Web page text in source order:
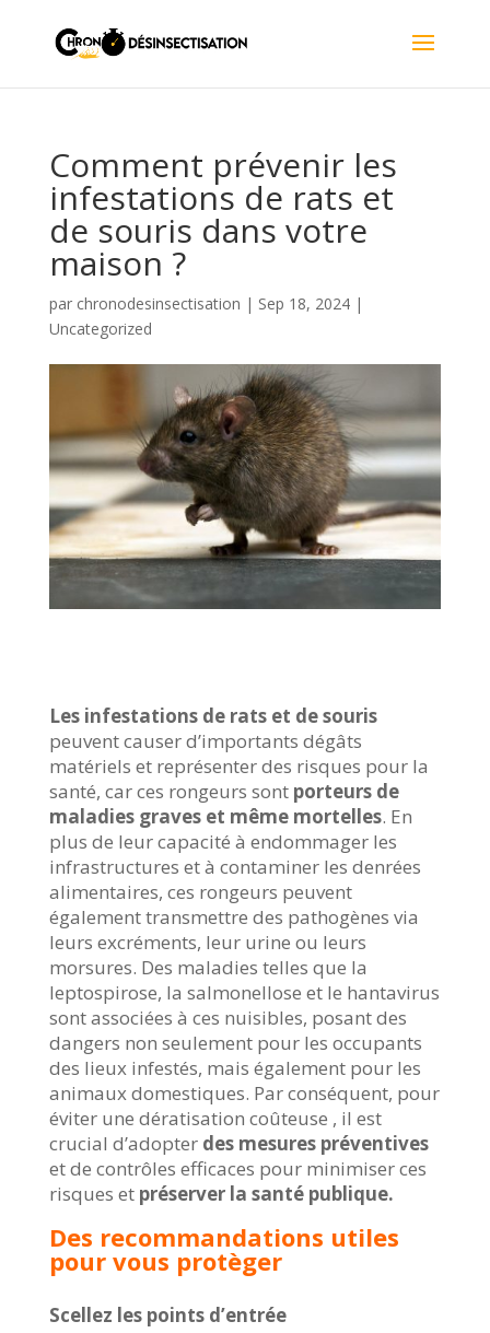
Comment prévenir les
infestations de rats et
de souris dans votre
maison ?
par chronodesinsectisation | Sep 18, 2024|
Uncategorized
Les infestations de rats et de souris
peuvent causer d’importants dégâts
matériels et représenter des risques pour la
santé, car ces rongeurs sont porteurs de
maladies graves et même mortelles. En
plus de leur capacité à endommager les
infrastructures et à contaminer les denrées
alimentaires, ces rongeurs peuvent
également transmettre des pathogènes via
leurs excréments, leur urine ou leurs
morsures. Des maladies telles que la
leptospirose, la salmonellose et le hantavirus
sont associées à ces nuisibles, posant des
dangers non seulement pour les occupants
des lieux infestés, mais également pour les
animaux domestiques. Par conséquent, pour
éviter une dératisation coûteuse , il est
crucial d’adopter des mesures préventives
et de contrôles efficaces pour minimiser ces
risques et préserver la santé publique.
Des recommandations utiles
pour vous protèger
Scellez les points d’entrée